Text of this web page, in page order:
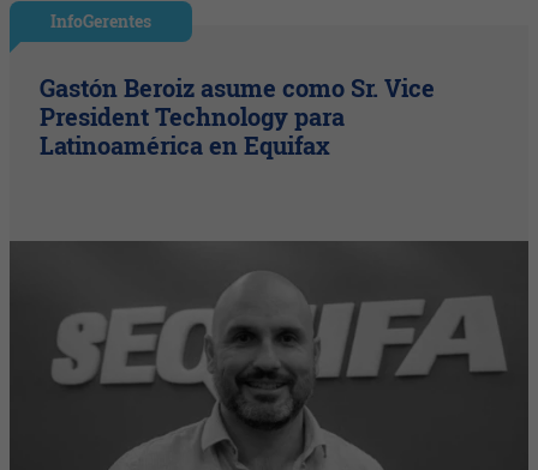
InfoGerentes
Gastón Beroiz asume como Sr. Vice
President Technology para
Latinoamérica en Equifax